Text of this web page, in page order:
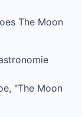
The Moon
"The Moon